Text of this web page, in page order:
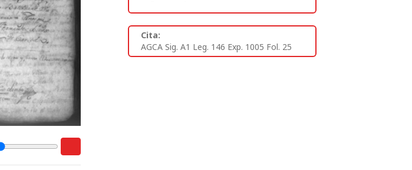
Cita:
AGCA Sig. A1 Leg. 146 Exp. 1005 Fol. 25